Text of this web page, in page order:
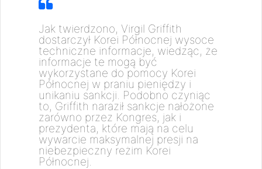
Jak twierdzono, Virgil Griffith
dostarczył Korei Północnej wysoce
techniczne informacje, wiedząc, że
informacje te mogą być
wykorzystane do pomocy Korei
Północnej w praniu pieniędzy i
unikaniu sankcji. Podobno czyniąc
to, Griffith naraził sankcje nałożone
zarówno przez Kongres, jak i
prezydenta, które mają na celu
wywarcie maksymalnej presji na
niebezpieczny reżim Korei
Północnej.